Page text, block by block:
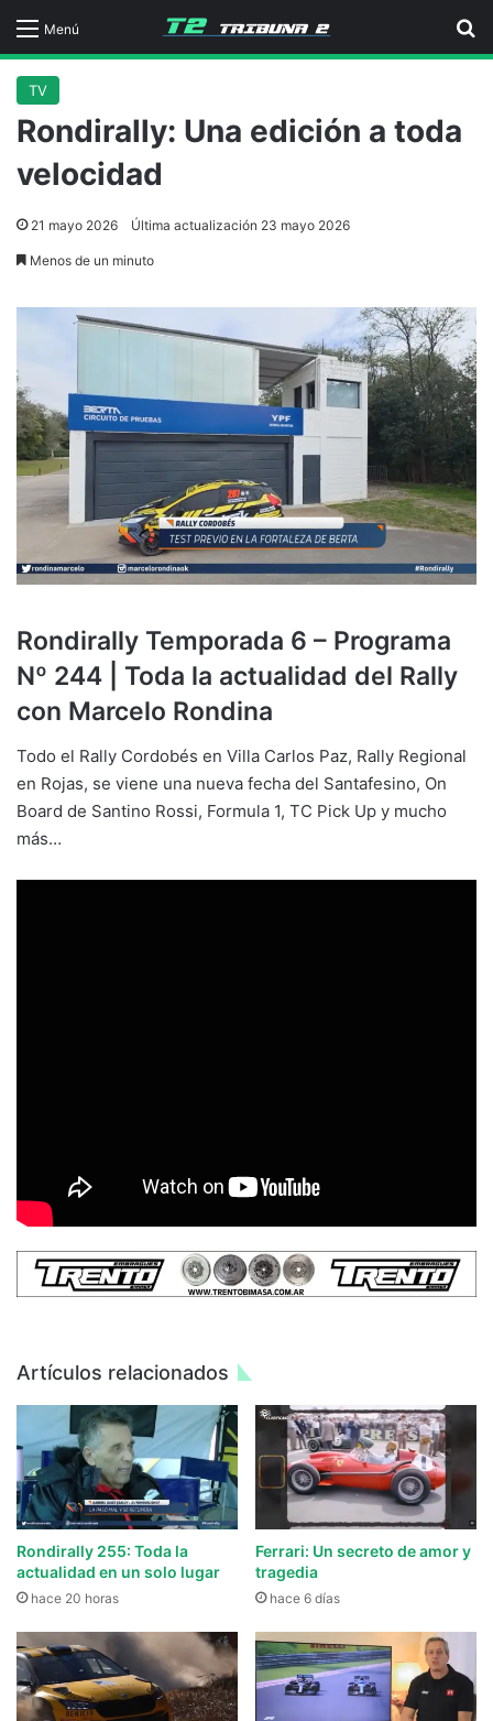
Menú
TV
Rondirally: Una edición a toda
velocidad
21 mayo 2026 Última actualización 23 mayo 2026
Menos de un minuto
Rondirally Temporada 6 – Programa
Nº 244 | Toda la actualidad del Rally
con Marcelo Rondina
Todo el Rally Cordobés en Villa Carlos Paz, Rally Regional
en Rojas, se viene una nueva fecha del Santafesino, On
Board de Santino Rossi, Formula 1, TC Pick Up y mucho
más…
Artículos relacionados
Rondirally 255: Toda la
actualidad en un solo lugar
hace 20 horas
Ferrari: Un secreto de amor y
tragedia
hace 6 días